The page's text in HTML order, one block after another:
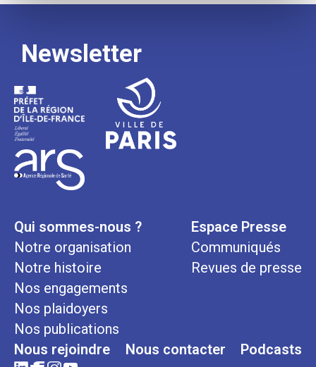
Newsletter
Qui sommes-nous ?
Notre organisation
Notre histoire
Nos engagements
Nos plaidoyers
Nos publications
Espace Presse
Communiqués
Revues de presse
Nous rejoindre Nous contacter Podcasts